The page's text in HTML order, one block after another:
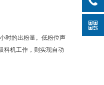
时的出粉量。低粉位声
料机工作，则实现自动